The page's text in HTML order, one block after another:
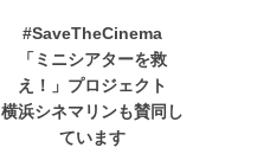
#SaveTheCinema
「ミニシアターを救
え！」プロジェクト
横浜シネマリンも賛同し
ています